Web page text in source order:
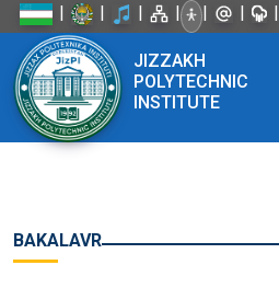
| | | | | | |
JIZZAKH
POLYTECHNIC
INSTITUTE
BAKALAVR